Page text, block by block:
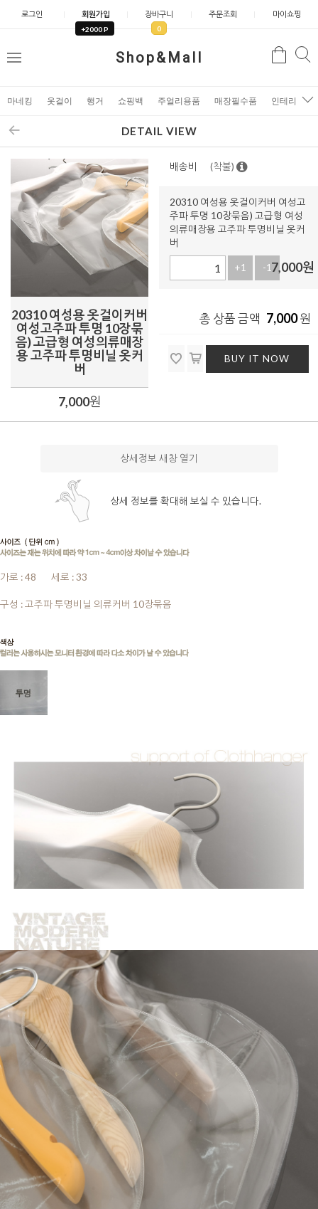
로그인 회원가입
+2000 P
장바구니
0
주문조회 마이쇼핑
Shop&Mall
메
검
마네킹 옷걸이 행거 쇼핑백 주얼리용품 매장필수품 인테리어소
DETAIL VIEW
20310 여성용 옷걸이커버
여성고주파 투명 10장묶
음) 고급형 여성의류매장
용 고주파 투명비닐 옷커
버
7,000원
배송비 (착불)
20310 여성용 옷걸이커버 여성고
주파 투명 10장묶음) 고급형 여성
의류매장용 고주파 투명비닐 옷커
버
+1 -17,000원
총 상품 금액 7,000원
BUY IT NOW
상세정보 새창 열기
상세 정보를 확대해 보실 수 있습니다.
가로 : 48 세로 : 33
구성 : 고주파 투명비닐 의류커버 10장묶음